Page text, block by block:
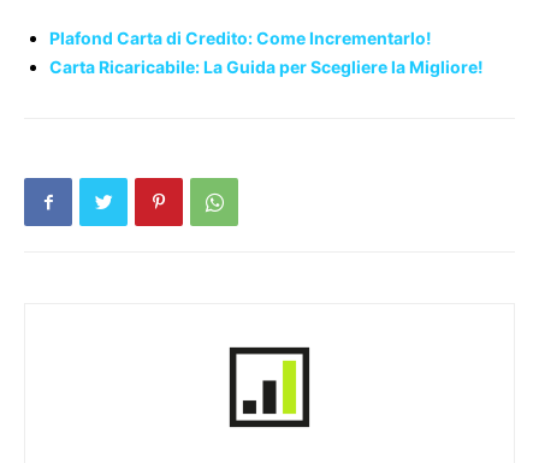
Plafond Carta di Credito: Come Incrementarlo!
Carta Ricaricabile: La Guida per Scegliere la Migliore!